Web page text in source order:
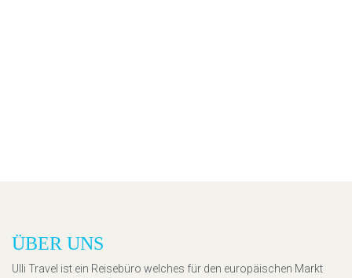
ÜBER UNS
Ulli Travel ist ein Reisebüro welches für den europäischen Markt